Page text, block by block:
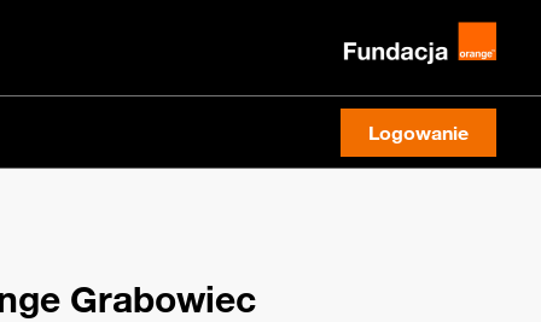
Logowanie
Grabowiec